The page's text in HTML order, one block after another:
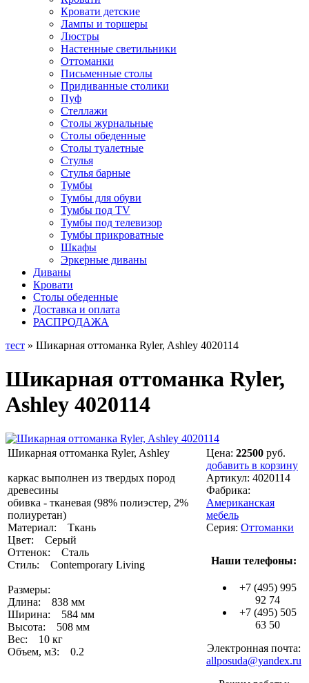
Кровати детские
Лампы и торшеры
Люстры
Настенные светильники
Оттоманки
Письменные столы
Придиванные столики
Пуф
Стеллажи
Столы журнальные
Столы обеденные
Столы туалетные
Стулья
Стулья барные
Тумбы
Тумбы для обуви
Тумбы под TV
Тумбы под телевизор
Тумбы прикроватные
Шкафы
Эркерные диваны
Диваны
Кровати
Столы обеденные
Доставка и оплата
РАСПРОДАЖА
тест » Шикарная оттоманка Ryler, Ashley 4020114
Шикарная оттоманка Ryler,
Ashley 4020114
Шикарная оттоманка Ryler, Ashley
каркас выполнен из твердых пород
древесины
обивка - тканевая (98% полиэстер, 2%
полиуретан)
Материал: Ткань
Цвет: Серый
Оттенок: Сталь
Стиль: Contemporary Living
Размеры:
Длина: 838 мм
Ширина: 584 мм
Высота: 508 мм
Вес: 10 кг
Объем, м3: 0.2
Цена: 22500 руб.
добавить в корзину
Артикул: 4020114
Фабрика:
Американская
мебель
Серия: Оттоманки
Наши телефоны:
+7 (495) 995
92 74
+7 (495) 505
63 50
Электронная почта:
allposuda@yandex.ru